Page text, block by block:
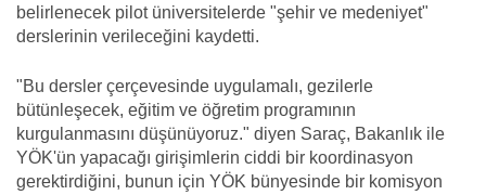
belirlenecek pilot üniversitelerde "şehir ve medeniyet"
derslerinin verileceğini kaydetti.
"Bu dersler çerçevesinde uygulamalı, gezilerle
bütünleşecek, eğitim ve öğretim programının
kurgulanmasını düşünüyoruz." diyen Saraç, Bakanlık ile
YÖK'ün yapacağı girişimlerin ciddi bir koordinasyon
gerektirdiğini, bunun için YÖK bünyesinde bir komisyon